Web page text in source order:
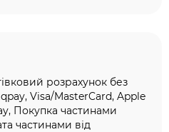
розрахунок без
Visa/MasterCard, Apple
Покупка частинами
частинами від